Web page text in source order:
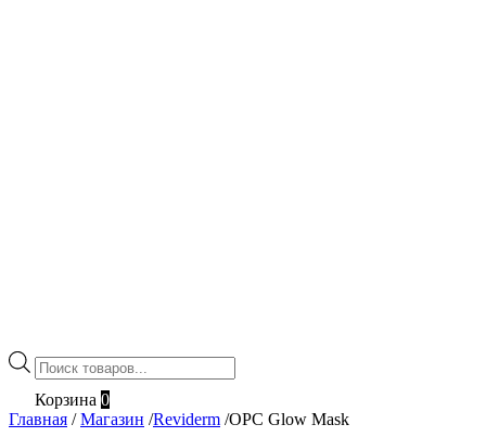
Поиск
товаров
Корзина 0
Главная / Магазин /Reviderm /OPC Glow Mask